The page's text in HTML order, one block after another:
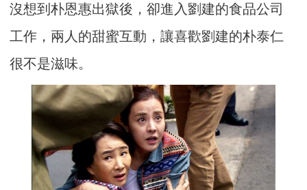
沒想到朴恩惠出獄後，卻進入劉建的食品公司
工作，兩人的甜蜜互動，讓喜歡劉建的朴泰仁
很不是滋味。